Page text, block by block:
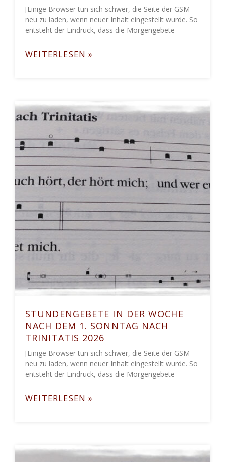
[Einige Browser tun sich schwer, die Seite der GSM
neu zu laden, wenn neuer Inhalt eingestellt wurde. So
entsteht der Eindruck, dass die Morgengebete
WEITERLESEN »
STUNDENGEBETE IN DER WOCHE
NACH DEM 1. SONNTAG NACH
TRINITATIS 2026
[Einige Browser tun sich schwer, die Seite der GSM
neu zu laden, wenn neuer Inhalt eingestellt wurde. So
entsteht der Eindruck, dass die Morgengebete
WEITERLESEN »